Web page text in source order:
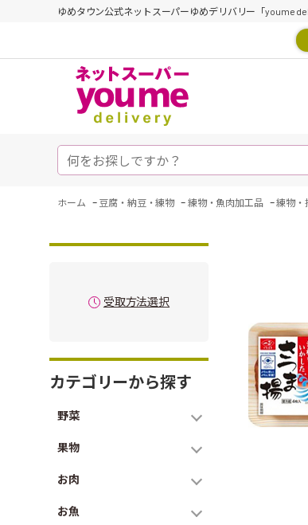
ゆめタウン公式ネットスーパーゆめデリバリー「youme
ホーム - 豆腐・納豆・練物 - 練物・魚肉加工品 -練物・
受取方法選択
カテゴリーから探す
野菜
果物
お肉
お魚